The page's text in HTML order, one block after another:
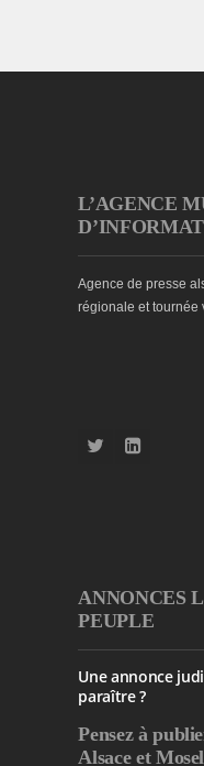
L’AGENCE
Agence de presse
régionale et tournée
ANNONCES
PEUPLE
Une annonce
paraître ?
Pensez à
Alsace et